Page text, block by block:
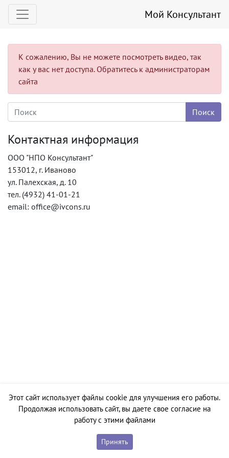
Мой Консультант
К сожалению, Вы не можете посмотреть видео, так
как у вас нет доступа. Обратитесь к администраторам
сайта
Контактная информация
ООО "НПО Консультант"
153012, г. Иваново
ул. Палехская, д. 10
тел. (4932) 41-01-21
email: office@ivcons.ru
Этот сайт использует файлы cookie для улучшения его работы.
Продолжая использовать сайт, вы даете свое согласие на
работу с этими файлами
Принять